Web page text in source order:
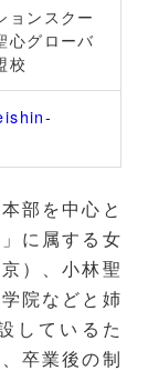
ョンスクー
心グローバ
校
部を中心と
に属する女
）、小林聖
院などと姉
しているた
卒業後の制